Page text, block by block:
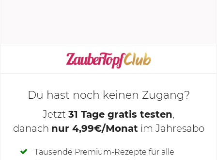
KOCHMODUS STARTEN
Deine Notizen
Du hast noch keinen Zugang?
Jetzt 31 Tage gratis testen,
danach nur 4,99€/Monat im Jahresabo
Tausende Premium-Rezepte für alle